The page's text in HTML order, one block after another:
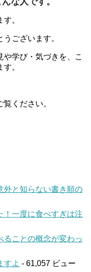
。
ございます。
学び・気づきを、こ
。
ください。
外と知らない書き順の
！一度に食べすぎは注
ることの概念が変わっ
すよ - 61,057 ビュー